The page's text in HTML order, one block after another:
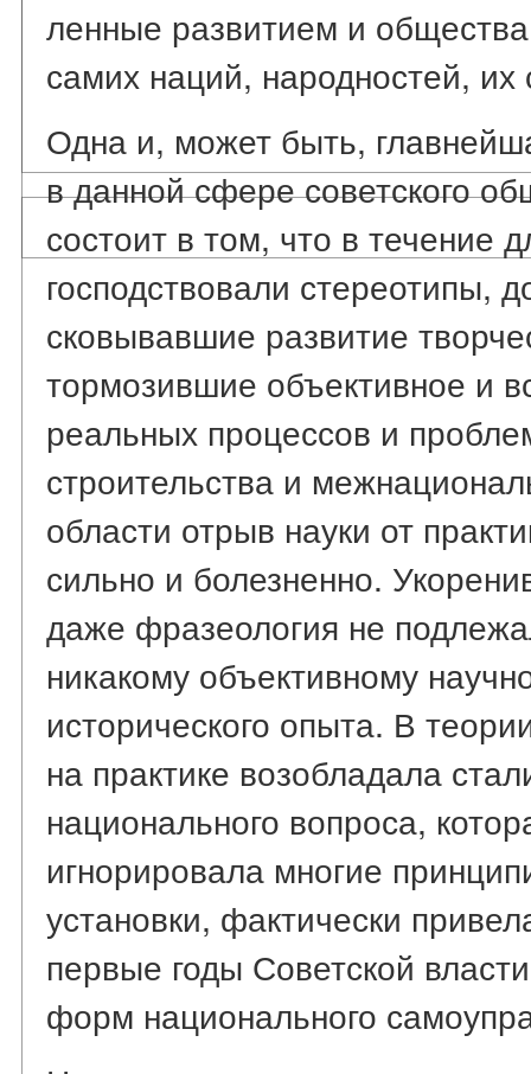
ленные развитием и
самих наций, народностей, их
Одна и, может быть,
в данной сфере советского
состоит в том, что в течение
господствовали стереотипы,
сковывавшие развитие
тормозившие объективное и
реальных процессов и
строительства и
области отрыв науки от
сильно и болезненно.
даже фразеология не
никакому объективному
исторического опыта. В
на практике возобладала
национального вопроса,
игнорировала многие
установки, фактически
первые годы Советской
форм национального